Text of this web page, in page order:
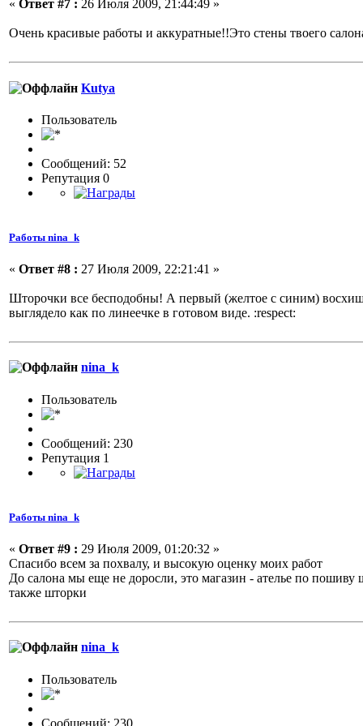
« Ответ #7 : 26 Июля 2009, 21:44:49 »
Очень красивые работы и аккуратные!!Это стены твоего
Kutya
Пользовaтeль
Сообщений: 52
Репутация 0
Работы nina_k
« Ответ #8 : 27 Июля 2009, 22:21:41 »
Шторочки все бесподобны! А первый (желтое с синим)
выглядело как по линеечке в готовом виде. :respect:
nina_k
Пользовaтeль
Сообщений: 230
Репутация 1
Работы nina_k
« Ответ #9 : 29 Июля 2009, 01:20:32 »
Спасибо всем за похвалу, и высокую оценку моих работ
До салона мы еще не доросли, это магазин - ателье по
также шторки
nina_k
Пользовaтeль
Сообщений: 230